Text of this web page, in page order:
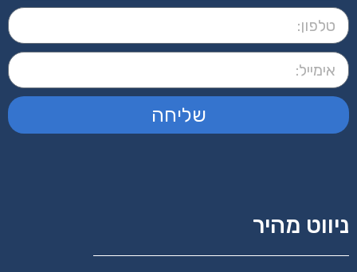
שליחה
ניווט מהיר